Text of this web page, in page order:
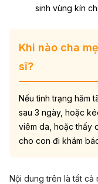
sinh vùng kín
Khi nào cha
sĩ?
Nếu tình trạng hăm
sau 3 ngày, hoặc
viêm da, hoặc thấy
cho con đi khám
Nội dung trên là tất cả